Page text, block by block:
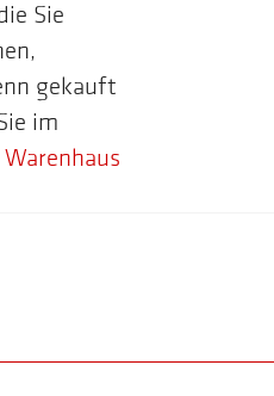
Sie
gekauft
im